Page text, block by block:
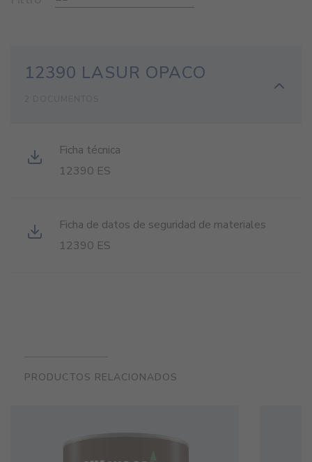
12390 LASUR OPACO
Ficha técnica
12390 ES
Ficha de datos de seguridad de materiales
12390 ES
PRODUCTOS RELACIONADOS